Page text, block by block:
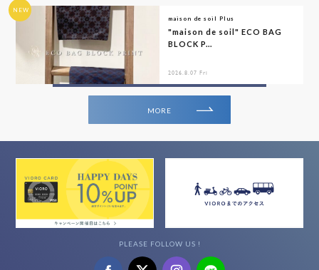
NEW
maison de soil Plus
"maison de soil" ECO BAG
BLOCK P...
2026.8.07 Fri
MORE
PLEASE FOLLOW US !